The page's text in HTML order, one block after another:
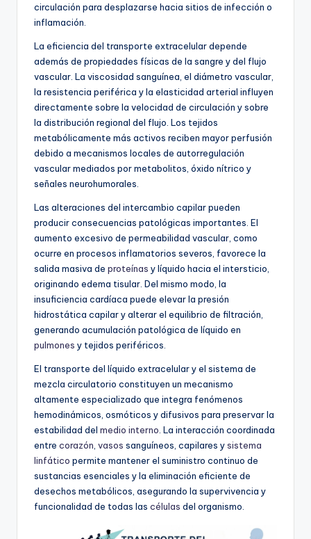
circulación para desplazarse hacia sitios de infección o
inflamación.
La eficiencia del transporte extracelular depende
además de propiedades físicas de la sangre y del flujo
vascular. La viscosidad sanguínea, el diámetro vascular,
la resistencia periférica y la elasticidad arterial influyen
directamente sobre la velocidad de circulación y sobre
la distribución regional del flujo. Los tejidos
metabólicamente más activos reciben mayor perfusión
debido a mecanismos locales de autorregulación
vascular mediados por metabolitos, óxido nítrico y
señales neurohumorales.
Las alteraciones del intercambio capilar pueden
producir consecuencias patológicas importantes. El
aumento excesivo de permeabilidad vascular, como
ocurre en procesos inflamatorios severos, favorece la
salida masiva de proteínas y líquido hacia el intersticio,
originando edema tisular. Del mismo modo, la
insuficiencia cardíaca puede elevar la presión
hidrostática capilar y alterar el equilibrio de filtración,
generando acumulación patológica de líquido en
pulmones y tejidos periféricos.
El transporte del líquido extracelular y el sistema de
mezcla circulatorio constituyen un mecanismo
altamente especializado que integra fenómenos
hemodinámicos, osmóticos y difusivos para preservar la
estabilidad del medio interno . La interacción coordinada
entre corazón vasos sanguíneos, capilares ysistema
linfático permite mantener el suministro continuo de
sustancias esenciales y la eliminación eficiente de
desechos metabólicos, asegurando la supervivencia y
funcionalidad de todas las células del organismo.